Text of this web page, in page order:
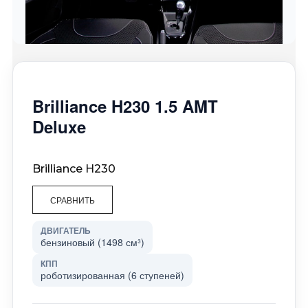
Brilliance H230 1.5 AMT
Deluxe
Brilliance H230
СРАВНИТЬ
ДВИГАТЕЛЬ
бензиновый (1498 см³)
КПП
роботизированная (6 ступеней)